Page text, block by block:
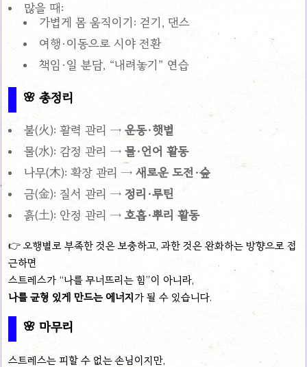
많을 때:
가볍게 몸 움직이기: 걷기, 댄스
여행·이동으로 시야 전환
책임·일 분담, “내려놓기” 연습
🌸 총정리
불(火): 활력 관리 → 운동·햇볕
물(水): 감정 관리 → 물·언어 활동
나무(木): 확장 관리 → 새로운 도전·숲
금(金): 질서 관리 → 정리·루틴
흙(土): 안정 관리 → 호흡·뿌리 활동
👉 오행별로 부족한 것은 보충하고, 과한 것은 완화하는 방향으로 접
근하면
스트레스가 “나를 무너뜨리는 힘”이 아니라,
나를 균형 있게 만드는 에너지가 될 수 있습니다.
🌸 마무리
스트레스는 피할 수 없는 손님이지만,